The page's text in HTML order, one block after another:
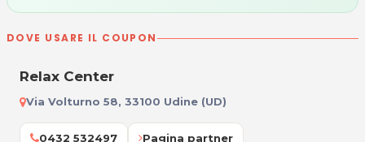
DOVE USARE IL COUPON
Relax Center
Via Volturno 58, 33100 Udine (UD)
0432 532497 Pagina partner